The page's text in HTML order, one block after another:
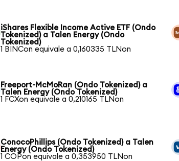
iShares Flexible Income Active ETF (Ondo
Tokenized) a Talen Energy (Ondo
Tokenized)
1 BINCon equivale a 0,160335 TLNon
Freeport-McMoRan (Ondo Tokenized) a
Talen Energy (Ondo Tokenized)
1 FCXon equivale a 0,210165 TLNon
ConocoPhillips (Ondo Tokenized) a Talen
Energy (Ondo Tokenized)
1 COPon equivale a 0,353950 TLNon